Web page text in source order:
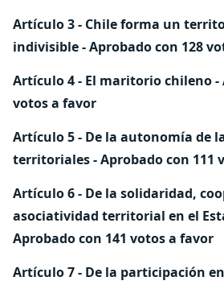
Artículo 3 - Chile forma un
indivisible - Aprobado con 128
Artículo 4 - El maritorio chileno -
votos a favor
Artículo 5 - De la autonomía de
territoriales - Aprobado con 111
Artículo 6 - De la solidaridad,
asociatividad territorial en el
Aprobado con 141 votos a favor
Artículo 7 - De la participación